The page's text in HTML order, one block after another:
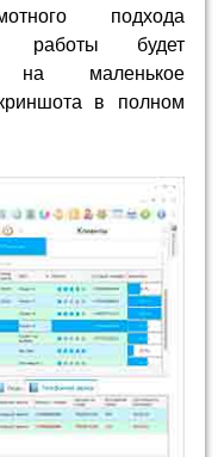
подхода
работы будет
на маленькое
в полном